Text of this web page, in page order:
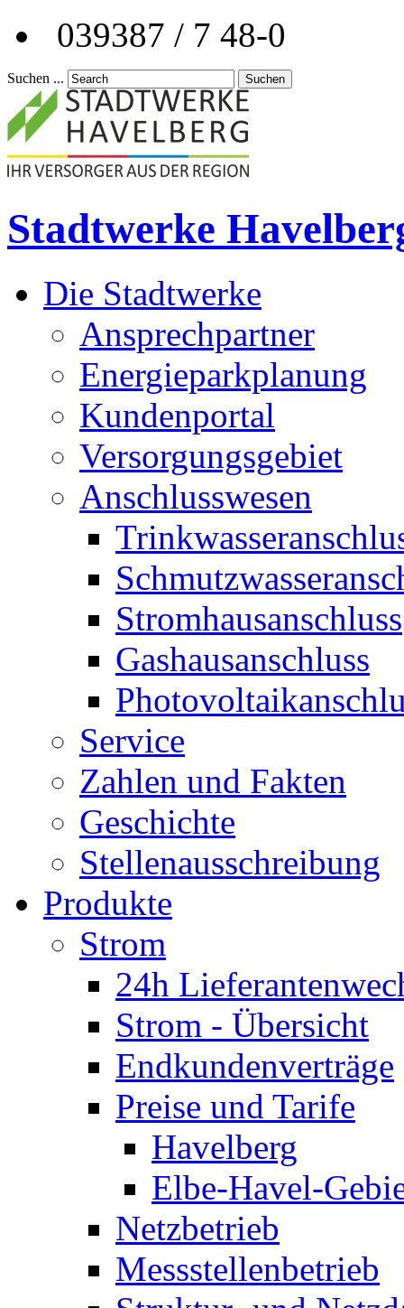
039387 / 7 48-0
Suchen ... Suchen
Stadtwerke
Die Stadtwerke
Ansprechpartner
Energieparkplanung
Kundenportal
Versorgungsgebiet
Anschlusswesen
Stromhausanschluss
Gashausanschluss
Service
Zahlen und Fakten
Geschichte
Stellenausschreibung
Produkte
Strom
24h
Strom - Übersicht
Endkundenverträge
Preise und Tarife
Havelberg
Elbe-Havel-
Netzbetrieb
Messstellenbetrieb